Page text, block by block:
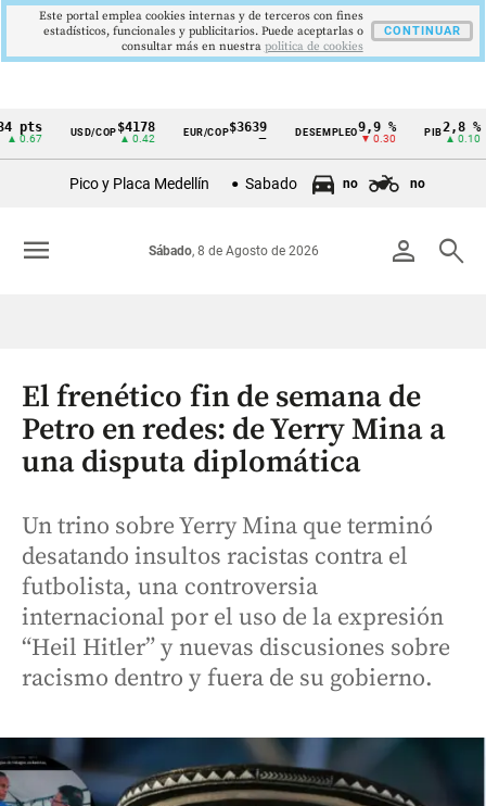
Cintillo
Colombia
USD/COP$4178
▲ 0.42
EUR/COP $3639
—
DESEMPLEO9,9 %
▼ 0.30
PIB 2,8 %
▲ 0.10
Pico y Placa Medellín Sabado no no
person search
Sábado, 8 de Agosto de 2026
menu
El frenético fin de semana de
Petro en redes: de Yerry Mina a
una disputa diplomática
Un trino sobre Yerry Mina que terminó
desatando insultos racistas contra el
futbolista, una controversia
internacional por el uso de la expresión
“Heil Hitler” y nuevas discusiones sobre
racismo dentro y fuera de su gobierno.
Este portal emplea cookies internas y de terceros con fines
estadísticos, funcionales y publicitarios. Puede aceptarlas o
consultar más en nuestra politica de cookies
CONTINUAR